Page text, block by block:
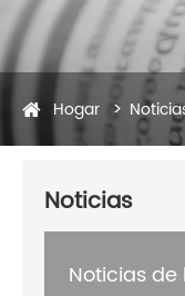
Hogar
Noticias
Noticias